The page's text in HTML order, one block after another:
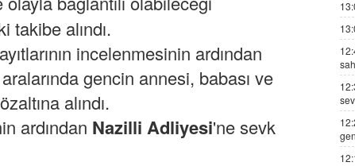
alındı.
incelenmesinin ardından
gencin annesi, babası ve
alındı.
ardından Nazilli Adliyesi'ne sevk